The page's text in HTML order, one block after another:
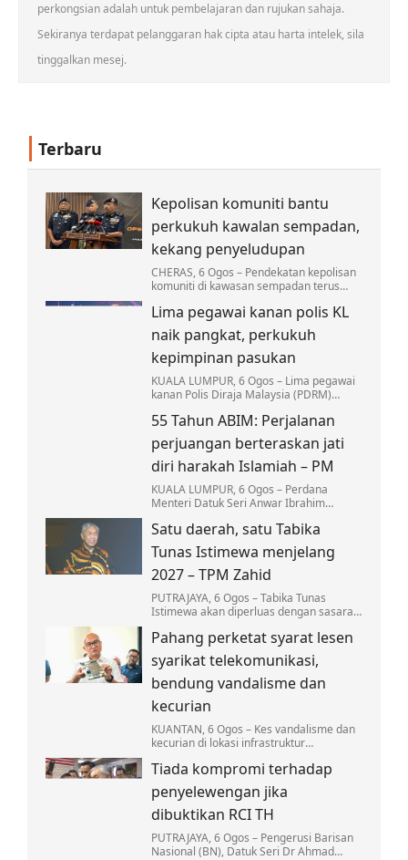
perkongsian adalah untuk pembelajaran dan rujukan sahaja.
Sekiranya terdapat pelanggaran hak cipta atau harta intelek, sila
tinggalkan mesej.
Terbaru
Kepolisan komuniti bantu
perkukuh kawalan sempadan,
kekang penyeludupan
CHERAS, 6 Ogos – Pendekatan kepolisan
komuniti di kawasan sempadan terus
Diraja Malaysia (PDRM) dalam
memperkukuh kawalan…
Lima pegawai kanan polis KL
naik pangkat, perkukuh
kepimpinan pasukan
KUALA LUMPUR, 6 Ogos – Lima pegawai
kanan Polis Diraja Malaysia (PDRM)
kenaikan pangkat dan pelantikan baharu.
55 Tahun ABIM: Perjalanan
perjuangan berteraskan jati
diri harakah Islamiah – PM
KUALA LUMPUR, 6 Ogos – Perdana
Menteri Datuk Seri Anwar Ibrahim
Malaysia (ABIM) memainkan peranan
besar sebagai pelanjut…
Satu daerah, satu Tabika
Tunas Istimewa menjelang
2027 – TPM Zahid
PUTRAJAYA, 6 Ogos – Tabika Tunas
Istimewa akan diperluas dengan sasaran
beroperasi di setiap daerah menjelang
Pahang perketat syarat lesen
syarikat telekomunikasi,
bendung vandalisme dan
kecurian
KUANTAN, 6 Ogos – Kes vandalisme dan
kecurian di lokasi infrastruktur
membimbangkan apabila mencatatkan
kerugian melebihi RM3…
Tiada kompromi terhadap
penyelewengan jika
dibuktikan RCI TH
PUTRAJAYA, 6 Ogos – Pengerusi Barisan
Nasional (BN), Datuk Seri Dr Ahmad